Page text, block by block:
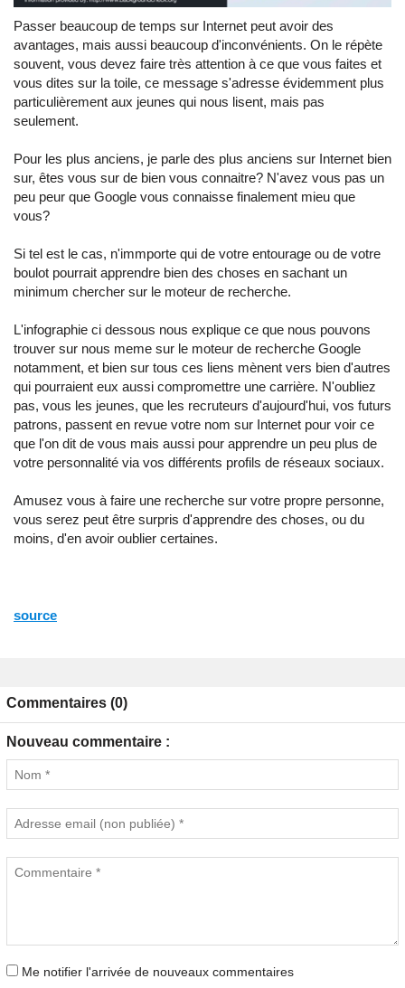
Passer beaucoup de temps sur Internet peut avoir des
avantages, mais aussi beaucoup d'inconvénients. On le répète
souvent, vous devez faire très attention à ce que vous faites et
vous dites sur la toile, ce message s'adresse évidemment plus
particulièrement aux jeunes qui nous lisent, mais pas
seulement.
Pour les plus anciens, je parle des plus anciens sur Internet bien
sur, êtes vous sur de bien vous connaitre? N'avez vous pas un
peu peur que Google vous connaisse finalement mieu que
vous?
Si tel est le cas, n'immporte qui de votre entourage ou de votre
boulot pourrait apprendre bien des choses en sachant un
minimum chercher sur le moteur de recherche.
L'infographie ci dessous nous explique ce que nous pouvons
trouver sur nous meme sur le moteur de recherche Google
notamment, et bien sur tous ces liens mènent vers bien d'autres
qui pourraient eux aussi compromettre une carrière. N'oubliez
pas, vous les jeunes, que les recruteurs d'aujourd'hui, vos futurs
patrons, passent en revue votre nom sur Internet pour voir ce
que l'on dit de vous mais aussi pour apprendre un peu plus de
votre personnalité via vos différents profils de réseaux sociaux.
Amusez vous à faire une recherche sur votre propre personne,
vous serez peut être surpris d'apprendre des choses, ou du
moins, d'en avoir oublier certaines.
source
Commentaires (0)
Nouveau commentaire :
Me notifier l'arrivée de nouveaux commentaires